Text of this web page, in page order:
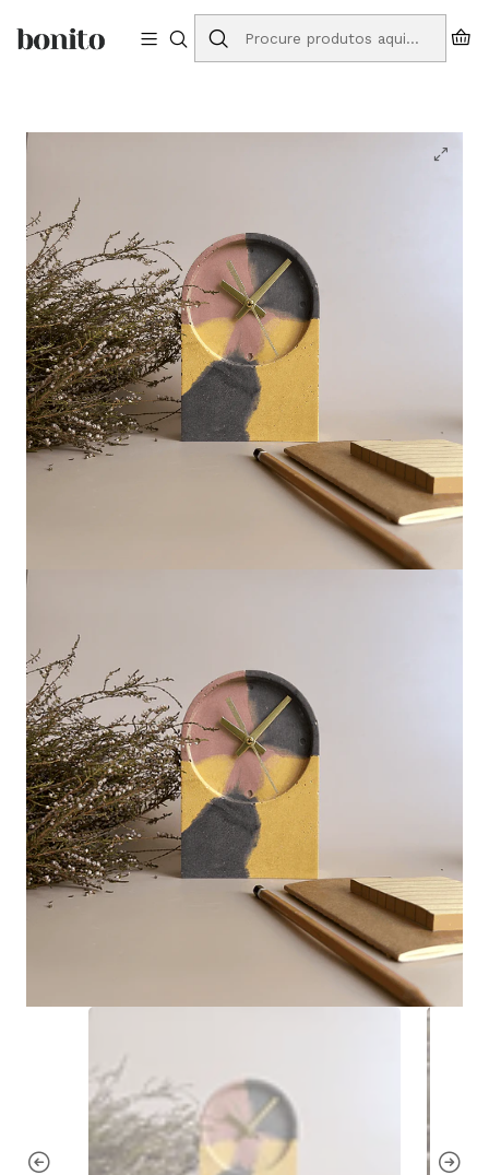
Relógios Relógio de Mesa Spring